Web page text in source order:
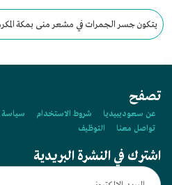
يتكون جسر الجمرات في مشعر منى بمكة
تصفح
عن سعوديبيديا شروط الاستخدام
تواصل معنا
التوظيف
اشترك في النشرة البريدية